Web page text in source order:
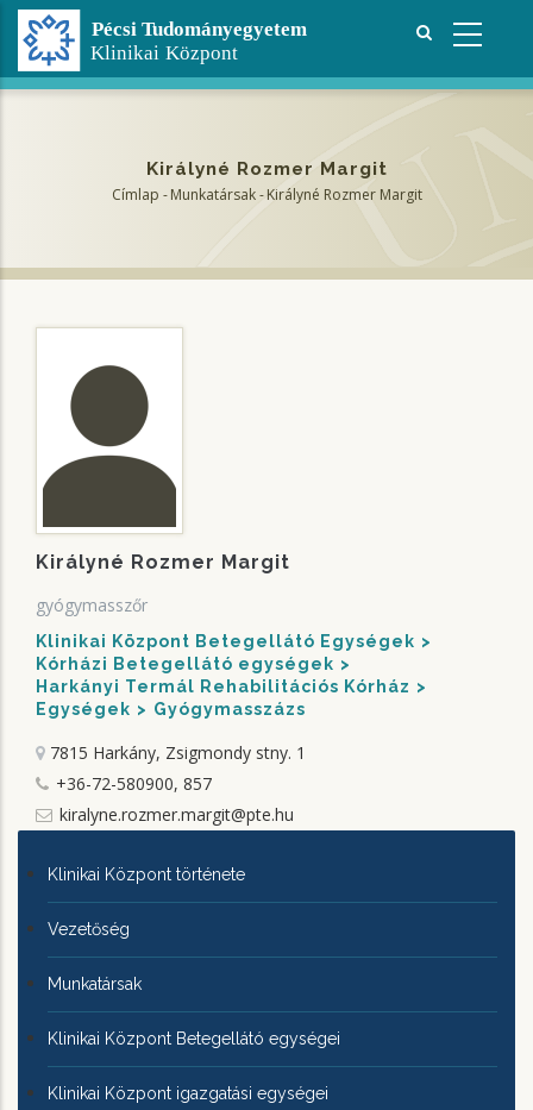
Ugrás
tartalomra
Királyné Rozmer Margit
Címlap - Munkatársak - Királyné Rozmer Margit
Királyné Rozmer Margit
gyógymasszőr
Klinikai Központ Betegellátó Egységek
Kórházi Betegellátó egységek
Harkányi Termál Rehabilitációs Kórház
Egységek
Gyógymasszázs
7815 Harkány, Zsigmondy stny. 1
+36-72-580900, 857
kiralyne.rozmer.margit@pte.hu
KLINIKAI
KÖZPONTRÓL
Klinikai Központ története
Vezetőség
Munkatársak
Klinikai Központ Betegellátó egységei
Klinikai Központ igazgatási egységei